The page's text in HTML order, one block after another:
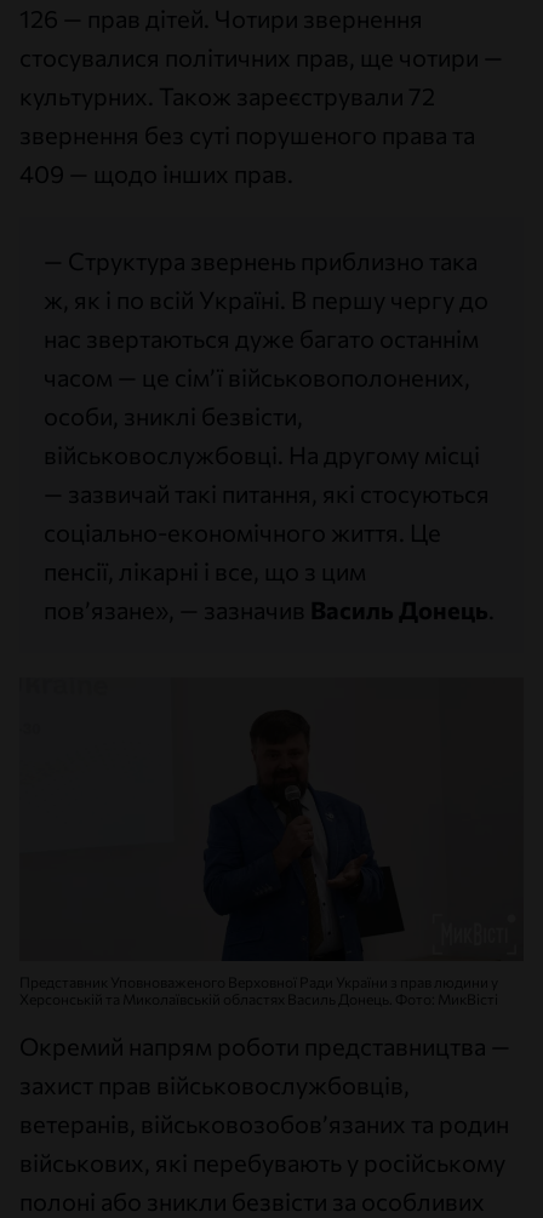
126 — прав дітей. Чотири звернення
стосувалися політичних прав, ще чотири —
культурних. Також зареєстрували 72
звернення без суті порушеного права та
409 — щодо інших прав.
— Структура звернень приблизно така
ж, як і по всій Україні. В першу чергу до
нас звертаються дуже багато останнім
часом — це сім’ї військовополонених,
особи, зниклі безвісти,
військовослужбовці. На другому місці
— зазвичай такі питання, які стосуються
соціально-економічного життя. Це
пенсії, лікарні і все, що з цим
пов’язане», — зазначив Василь Донець.
Окремий напрям роботи представництва —
захист прав військовослужбовців,
ветеранів, військовозобов’язаних та родин
військових, які перебувають у російському
полоні або зникли безвісти за особливих